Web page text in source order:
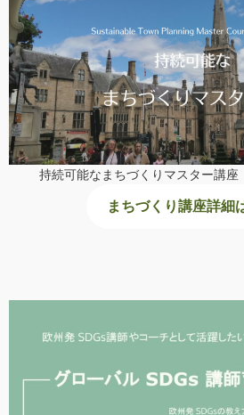
持続可能なまちづくりマスター講座
まちづくり講座詳細